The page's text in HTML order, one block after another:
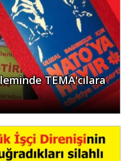
TEMA'cılara